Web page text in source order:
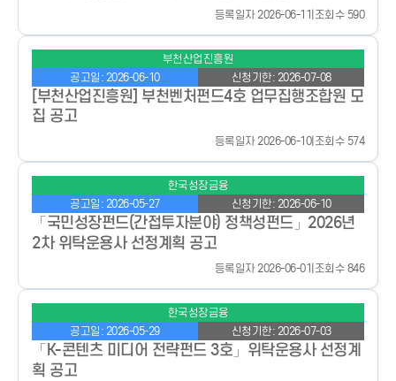
등록일자 2026-06-11 조회수 590
부천산업진흥원
공고일: 2026-06-10
신청기한: 2026-07-08
[부천산업진흥원] 부천벤처펀드4호 업무집행조합원 모
집 공고
등록일자 2026-06-10| 조회수 574
한국성장금융
공고일: 2026-05-27
신청기한: 2026-06-10
「국민성장펀드(간접투자분야) 정책성펀드」2026년
2차 위탁운용사 선정계획 공고
등록일자 2026-06-01 조회수 846
한국성장금융
공고일: 2026-05-29
신청기한: 2026-07-03
「K-콘텐츠 미디어 전략펀드 3호」위탁운용사 선정계
획 공고